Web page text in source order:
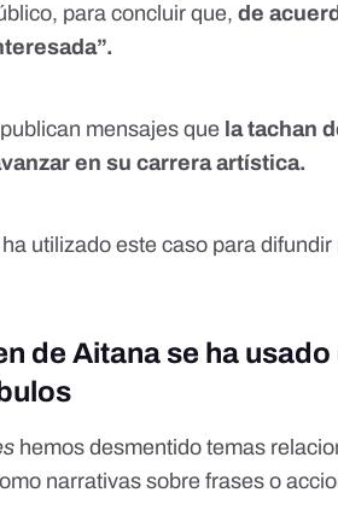
para concluir que, de
publican mensajes que la tachan
en su carrera artística.
utilizado este caso paradifundir
de Aitana se ha
hemos desmentido temas
narrativas sobre frases o